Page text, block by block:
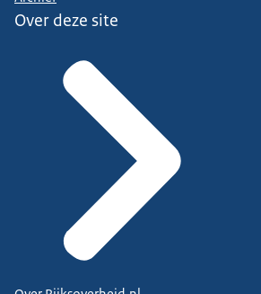
Over deze site